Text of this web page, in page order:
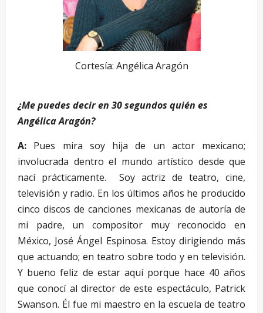
Cortesía: Angélica Aragón
¿Me puedes decir en 30 segundos quién es
Angélica Aragón?
A: Pues mira soy hija de un actor mexicano;
involucrada dentro el mundo artístico desde que
nací prácticamente. Soy actriz de teatro, cine,
televisión y radio. En los últimos años he producido
cinco discos de canciones mexicanas de autoría de
mi padre, un compositor muy reconocido en
México, José Ángel Espinosa. Estoy dirigiendo más
que actuando; en teatro sobre todo y en televisión.
Y bueno feliz de estar aquí porque hace 40 años
que conocí al director de este espectáculo, Patrick
Swanson. Él fue mi maestro en la escuela de teatro